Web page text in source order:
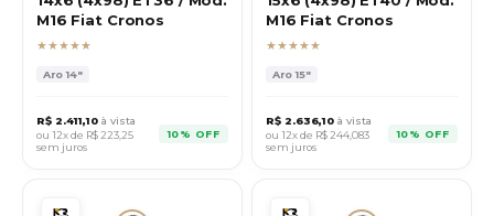
M16 Fiat Cronos
★★★★★
Aro14"
R$ 2.411,10 à vista
ou 12x de R$ 223,25
sem juros
10% OFF
M16 Fiat Cronos
★★★★★
Aro15"
R$ 2.636,10 à vista
ou 12x de R$ 244,083
sem juros
10% OFF